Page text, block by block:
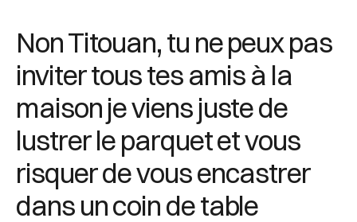
Non Titouan, tu ne peux pas
inviter tous tes amis à la
maison je viens juste de
lustrer le parquet et vous
risquer de vous encastrer
dans un coin de table